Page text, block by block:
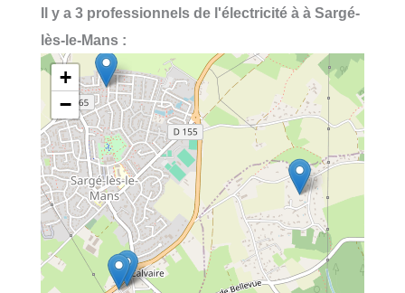
Il y a 3 professionnels de l'électricité à à Sargé-
lès-le-Mans :
+
−